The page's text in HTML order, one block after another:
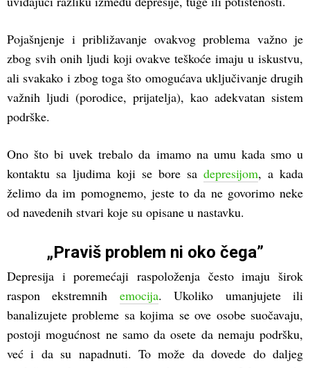
Pojašnjenje i približavanje ovakvog problema važno je
zbog svih onih ljudi koji ovakve teškoće imaju u iskustvu,
ali svakako i zbog toga što omogućava uključivanje drugih
važnih ljudi (porodice, prijatelja), kao adekvatan sistem
podrške.
Ono što bi uvek trebalo da imamo na umu kada smo u
kontaktu sa ljudima koji se bore sa depresijom, a kada
želimo da im pomognemo, jeste to da ne govorimo neke
od navedenih stvari koje su opisane u nastavku.
„Praviš problem ni oko čega”
Depresija i poremećaji raspoloženja često imaju širok
raspon ekstremnih emocija. Ukoliko umanjujete ili
banalizujete probleme sa kojima se ove osobe suočavaju,
postoji mogućnost ne samo da osete da nemaju podršku,
već i da su napadnuti. To može da dovede do daljeg